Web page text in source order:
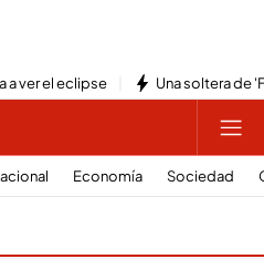
a ver el eclipse Una soltera de
Economía Sociedad